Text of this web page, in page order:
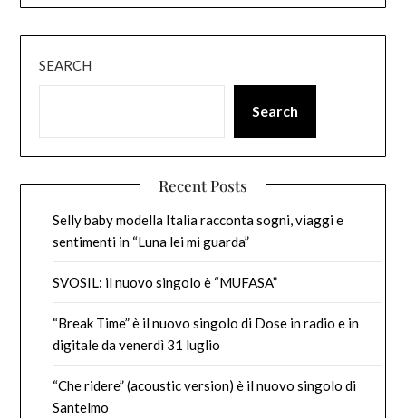
SEARCH
Search
Recent Posts
Selly baby modella Italia racconta sogni, viaggi e
sentimenti in “Luna lei mi guarda”
SVOSIL: il nuovo singolo è “MUFASA”
“Break Time” è il nuovo singolo di Dose in radio e in
digitale da venerdì 31 luglio
“Che ridere” (acoustic version) è il nuovo singolo di
Santelmo